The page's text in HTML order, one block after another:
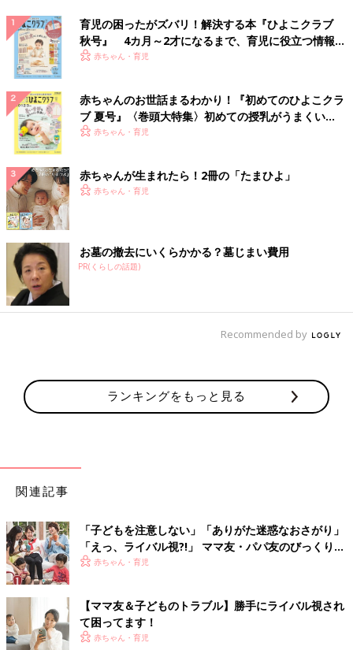
て行くけど何がいい？』と聞きます。はっきり『お昼は買って来
る？』か『お昼はすませて来て』と言った方がいいですよ」
確信犯かど天然タイプか
「確信犯もしくはど天然なんでしょうね（汗）。しょっちゅうお
付き合いがあるなら、だんだんとくだけた関係になってきた、を
装って、閉店間際のパン屋さんで買ったパンとか、インスタント
ラーメンをお昼に出してみては？ もし確信犯だった場合、いち
早く察知してターゲットを変えるか、せめて何か持ってくると思
います。ど天然なら言えば気がついてくれると思いますよ」
あの手この手でとにかく断る
「そのママ友さんは、フレンドリーで楽しい人なんでしょうね。
でも、図々しすぎる。まず、自宅に呼べないなら人の家も遠慮す
べきだし、ごはん用意してもらって手土産がそんなのなんてあり
て、その後はひと休みしないと身体が持たない』とか理由をつけ
てとにかく断ります。それで相手が気を悪くしても知りません。
嫌なものははっきり断りましょう」
「しんどさと楽しさ、マイナスとプラスを考えて、自分が辛くな
ママ友って、あまりにもストレスだったり、『あれ？』って思う
ことが多かったら、長続きはしないと思います。会うのは2、3か
月に一度にするとか、たまには子連れで行けるお店にするとか。
無理して付き合うとストレスになると思うので、気の合う人や価
値観の合う人とのお付き合いをおすすめします」
ローテーションランチってラク？
育児の困ったがズバリ！解決する本『ひよこクラブ
秋号』 4カ月～2才になるまで、育児に役立つ情報が
いっぱい！
赤ちゃん・育児
赤ちゃんのお世話まるわかり！『初めてのひよこクラ
ブ 夏号』〈巻頭大特集〉初めての授乳がうまくい
く！ おっぱい・ミルクの基本と夏のトラブル 解決テ
赤ちゃん・育児
赤ちゃんが生まれたら！2冊の「たまひよ」
赤ちゃん・育児
お墓の撤去にいくらかかる？墓じまい費用
PR(くらしの話題)
Recommended by
ランキングをもっと見る
関連記事
「子どもを注意しない」「ありがた迷惑なおさがり」
「えっ、ライバル視?!」 ママ友・パパ友のびっくりエ
ピソード
赤ちゃん・育児
【ママ友＆子どものトラブル】勝手にライバル視され
て困ってます！
赤ちゃん・育児